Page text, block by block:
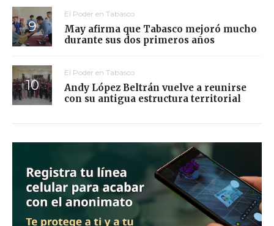
El Poder en Tabasco
May afirma que Tabasco mejoró mucho
durante sus dos primeros años
El Poder en Tabasco
Andy López Beltrán vuelve a reunirse
con su antigua estructura territorial